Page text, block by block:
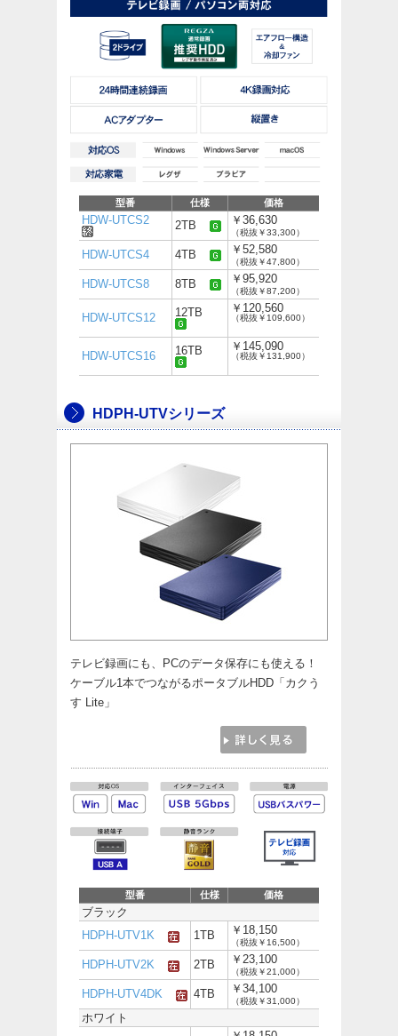
型番 仕様 価格
HDW-UTCS2 2TB ￥36,630
（税抜￥33,300）
HDW-UTCS4 4TB ￥52,580
（税抜￥47,800）
HDW-UTCS8 8TB ￥95,920
（税抜￥87,200）
HDW-UTCS12 12TB ￥120,560
（税抜￥109,600）
HDW-UTCS16 16TB ￥145,090
（税抜￥131,900）
HDPH-UTVシリーズ
テレビ録画にも、PCのデータ保存にも使える！
ケーブル1本でつながるポータブルHDD「カクう
す Lite」
型番 仕様 価格
ブラック
HDPH-UTV1K
1TB ￥18,150
（税抜￥16,500）
HDPH-UTV2K 2TB ￥23,100
（税抜￥21,000）
HDPH-UTV4DK 4TB ￥34,100
（税抜￥31,000）
ホワイト